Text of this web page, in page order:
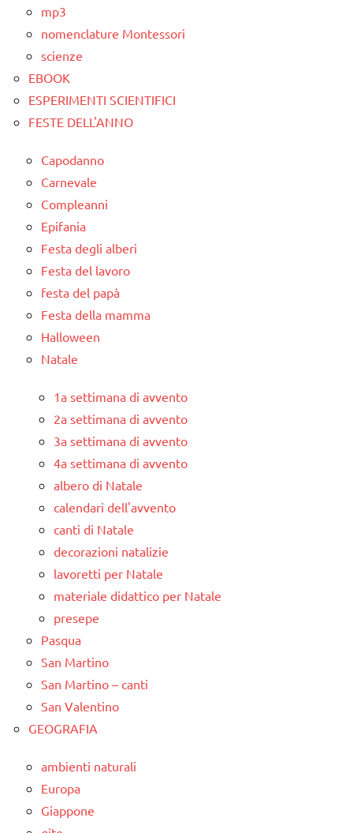
ARTICOLI
mp3
nomenclature Montessori
scienze
EBOOK
ESPERIMENTI SCIENTIFICI
FESTE DELL'ANNO
Capodanno
Carnevale
Compleanni
Epifania
Festa degli alberi
Festa del lavoro
festa del papà
Festa della mamma
Halloween
Natale
1a settimana di avvento
2a settimana di avvento
3a settimana di avvento
4a settimana di avvento
albero di Natale
calendari dell'avvento
canti di Natale
decorazioni natalizie
lavoretti per Natale
materiale didattico per Natale
presepe
Pasqua
San Martino
San Martino – canti
San Valentino
GEOGRAFIA
ambienti naturali
Europa
Giappone